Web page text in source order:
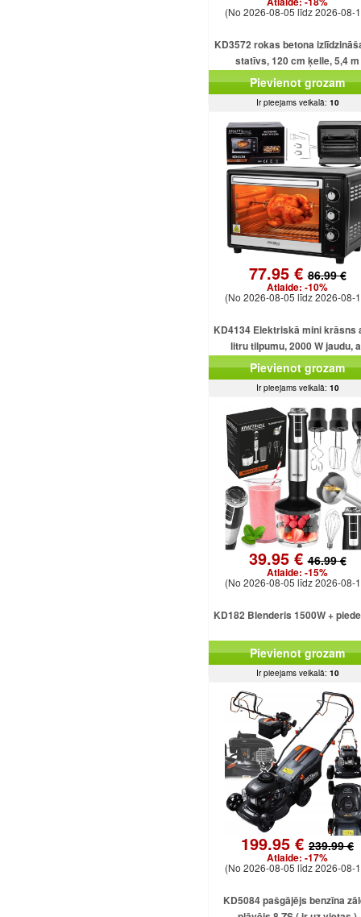
(No 2026-08-05 līdz 2026-08-
KD3572 rokas betona
statīvs, 120 cm ķelle, 5,4 m
regulējams kāts
Pievienot grozam
Ir pieejams veikalā: 10
77.95 €86.99 €
Atlaide: -10%
(No 2026-08-05 līdz 2026-08-
KD4134 Elektriskā mini krāsns
litru tilpumu, 2000 W jaudu,
dažādām funkcijām un
Pievienot grozam
Ir pieejams veikalā: 10
39.95 €46.99 €
Atlaide: -15%
(No 2026-08-05 līdz 2026-08-
KD182 Blenderis 1500W +
Pievienot grozam
Ir pieejams veikalā: 10
199.95 € 239.99 €
Atlaide: -17%
(No 2026-08-05 līdz 2026-08-
KD5084 pašgājējs benzīna